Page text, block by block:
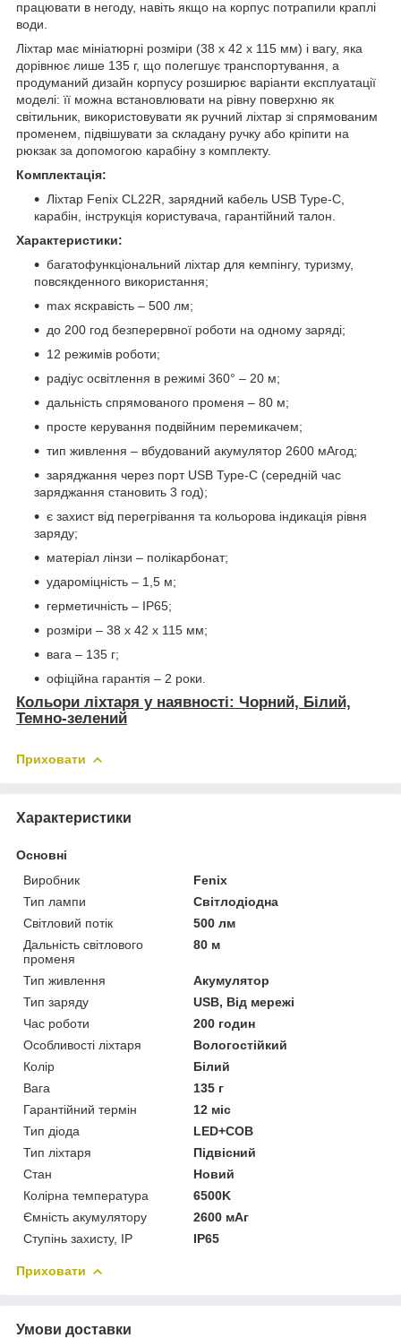
працювати в негоду, навіть якщо на корпус потрапили краплі
води.
Ліхтар має мініатюрні розміри (38 х 42 х 115 мм) і вагу, яка
дорівнює лише 135 г, що полегшує транспортування, а
продуманий дизайн корпусу розширює варіанти експлуатації
моделі: її можна встановлювати на рівну поверхню як
світильник, використовувати як ручний ліхтар зі спрямованим
променем, підвішувати за складану ручку або кріпити на
рюкзак за допомогою карабіну з комплекту.
Комплектація:
Ліхтар Fenix CL22R, зарядний кабель USB Type-C,
карабін, інструкція користувача, гарантійний талон.
Характеристики:
багатофункціональний ліхтар для кемпінгу, туризму,
повсякденного використання;
max яскравість – 500 лм;
до 200 год безперервної роботи на одному заряді;
12 режимів роботи;
радіус освітлення в режимі 360° – 20 м;
дальність спрямованого променя – 80 м;
просте керування подвійним перемикачем;
тип живлення – вбудований акумулятор 2600 мАгод;
заряджання через порт USB Type-C (середній час
заряджання становить 3 год);
є захист від перегрівання та кольорова індикація рівня
заряду;
матеріал лінзи – полікарбонат;
удароміцність – 1,5 м;
герметичність – IP65;
розміри – 38 х 42 х 115 мм;
вага – 135 г;
офіційна гарантія – 2 роки.
Кольори ліхтаря у наявності: Чорний, Білий,
Темно-зелений
Приховати
Характеристики
Основні
Виробник
Fenix
Тип лампи
Світлодіодна
Світловий потік
500 лм
Дальність світлового
променя
80 м
Тип живлення
Акумулятор
Тип заряду
USB, Від мережі
Час роботи
200 годин
Особливості ліхтаря
Вологостійкий
Колір
Білий
Вага
135 г
Гарантійний термін
12 міс
Тип діода
LED+COB
Тип ліхтаря
Підвісний
Стан
Новий
Колірна температура
6500K
Ємність акумулятору
2600 мАг
Ступінь захисту, IP
IP65
Приховати
Умови доставки